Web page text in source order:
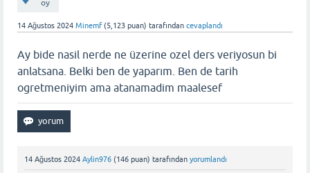
oy
14 Ağustos 2024 Minemf (5,123 puan) tarafından cevaplandı
Ay bide nasil nerde ne üzerine ozel ders veriyosun bi
anlatsana. Belki ben de yaparım. Ben de tarih
ogretmeniyim ama atanamadim maalesef
14 Ağustos 2024 Aylin976 (146 puan) tarafından yorumlandı